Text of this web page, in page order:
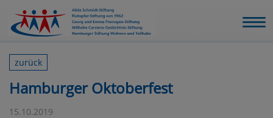
zurück
Hamburger Oktoberfest
15.10.2019